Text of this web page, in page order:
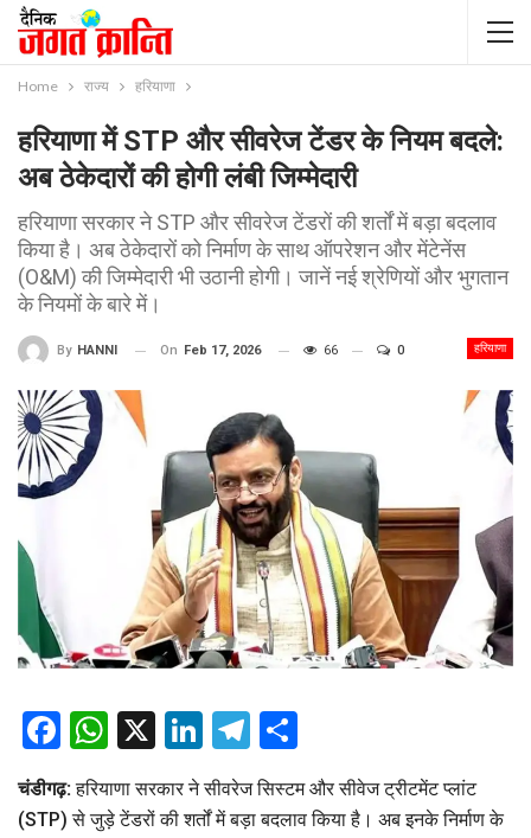
Home राज्य हरियाणा
हरियाणा में STP और सीवरेज टेंडर के नियम बदले:
अब ठेकेदारों की होगी लंबी जिम्मेदारी
हरियाणा सरकार ने STP और सीवरेज टेंडरों की शर्तों में बड़ा बदलाव
किया है। अब ठेकेदारों को निर्माण के साथ ऑपरेशन और मेंटेनेंस
(O&M) की जिम्मेदारी भी उठानी होगी। जानें नई श्रेणियों और भुगतान
के नियमों के बारे में।
हरियाणा
By HANNI On Feb 17, 2026 66 0
Facebook
WhatsApp
X LinkedIn
Telegram
चंडीगढ़:हरियाणा सरकार ने सीवरेज सिस्टम और सीवेज ट्रीटमेंट प्लांट
(STP) से जुड़े टेंडरों की शर्तों में बड़ा बदलाव किया है। अब इनके निर्माण के